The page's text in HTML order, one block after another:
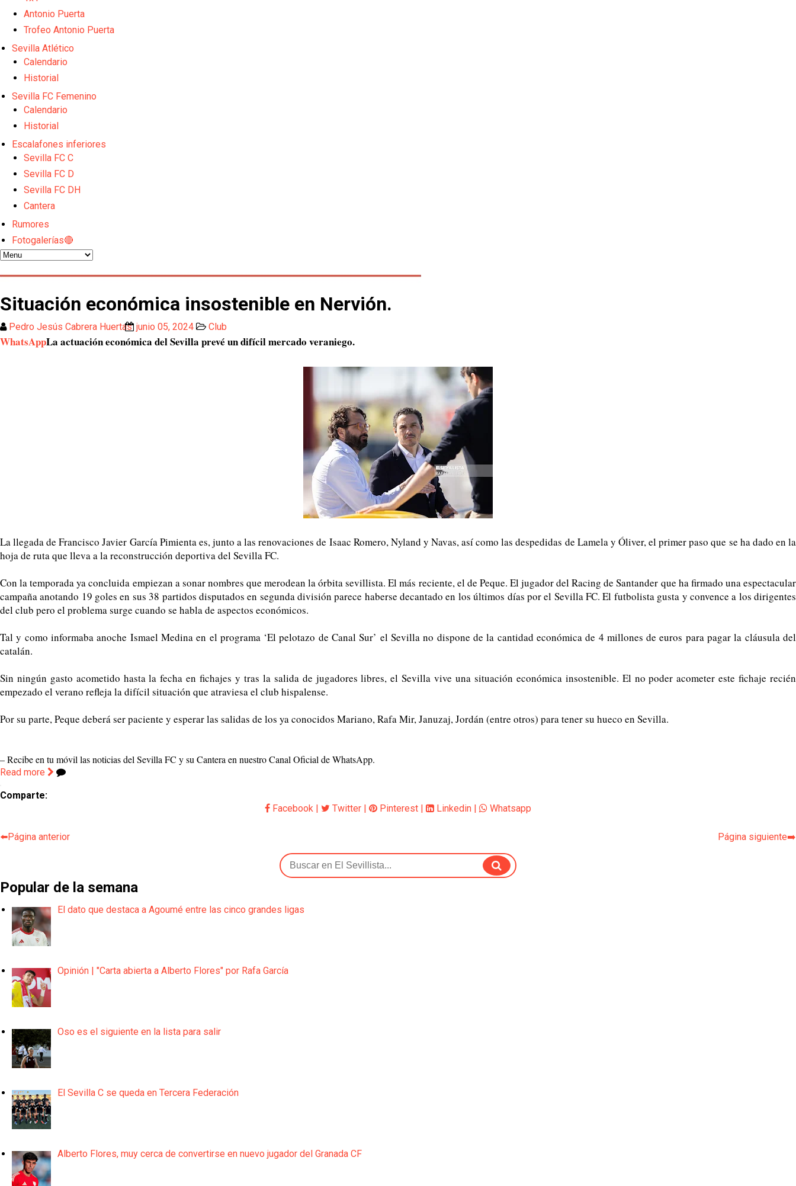
El Sevilla continúa con despidos y rechaza una oferta de 420 millones por el club
El Sevilla FC cierra el fichaje de Robbie Ure
La revolución de José Ignacio Navarro en el Sevilla FC
Antonio Puerta
Trofeo Antonio Puerta
Sevilla Atlético
Calendario
Historial
Sevilla FC Femenino
Calendario
Historial
Escalafones inferiores
Sevilla FC C
Sevilla FC D
Sevilla FC DH
Cantera
Rumores
Fotogalerías🔴
Situación económica insostenible en Nervión.
Pedro Jesús Cabrera Huertas junio 05, 2024 Club
WhatsAppLa actuación económica del Sevilla prevé un difícil mercado veraniego.
La llegada de Francisco Javier García Pimienta es, junto a las renovaciones de Isaac Romero, Nyland y Navas, así como las despedidas de Lamela y Óliver, el primer paso que se ha dado en la
hoja de ruta que lleva a la reconstrucción deportiva del Sevilla FC.
Con la temporada ya concluida empiezan a sonar nombres que merodean la órbita sevillista. El más reciente, el de Peque. El jugador del Racing de Santander que ha firmado una espectacular
campaña anotando 19 goles en sus 38 partidos disputados en segunda división parece haberse decantado en los últimos días por el Sevilla FC. El futbolista gusta y convence a los dirigentes
del club pero el problema surge cuando se habla de aspectos económicos.
Tal y como informaba anoche Ismael Medina en el programa ‘El pelotazo de Canal Sur’ el Sevilla no dispone de la cantidad económica de 4 millones de euros para pagar la cláusula del
catalán.
Sin ningún gasto acometido hasta la fecha en fichajes y tras la salida de jugadores libres, el Sevilla vive una situación económica insostenible. El no poder acometer este fichaje recién
empezado el verano refleja la difícil situación que atraviesa el club hispalense.
Por su parte, Peque deberá ser paciente y esperar las salidas de los ya conocidos Mariano, Rafa Mir, Januzaj, Jordán (entre otros) para tener su hueco en Sevilla.
– Recibe en tu móvil las noticias del Sevilla FC y su Cantera en nuestro Canal Oficial de WhatsApp.
Read more
Comparte:
Facebook | Twitter | Pinterest | Linkedin | Whatsapp
⬅️Página anterior Página siguiente➡️
Popular de la semana
El dato que destaca a Agoumé entre las cinco grandes ligas
Opinión | "Carta abierta a Alberto Flores" por Rafa García
Oso es el siguiente en la lista para salir
El Sevilla C se queda en Tercera Federación
Alberto Flores, muy cerca de convertirse en nuevo jugador del Granada CF